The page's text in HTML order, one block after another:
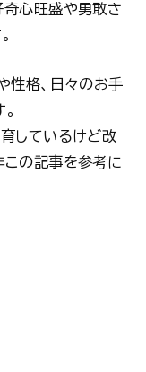
奇心旺盛や勇敢さ
性格、日々のお手
しているけど改
この記事を参考に